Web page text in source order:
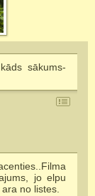
sākums-
jo elpu
no listes.